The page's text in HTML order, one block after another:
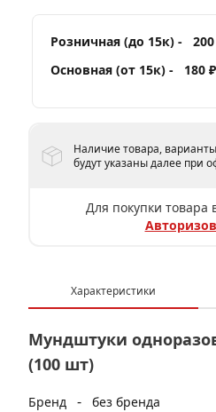
Розничная (до 15к) -
Основная (от 15к) -
180 ₽
Наличие товара,
будут указаны далее при
Для покупки товара
Характеристики
Мундштуки
(100 шт)
Бренд - без бренда